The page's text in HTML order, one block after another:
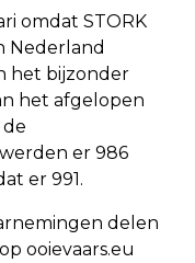
omdat STORK
Nederland
het bijzonder
het afgelopen
de
er 986
er 991.
delen
ooievaars.eu